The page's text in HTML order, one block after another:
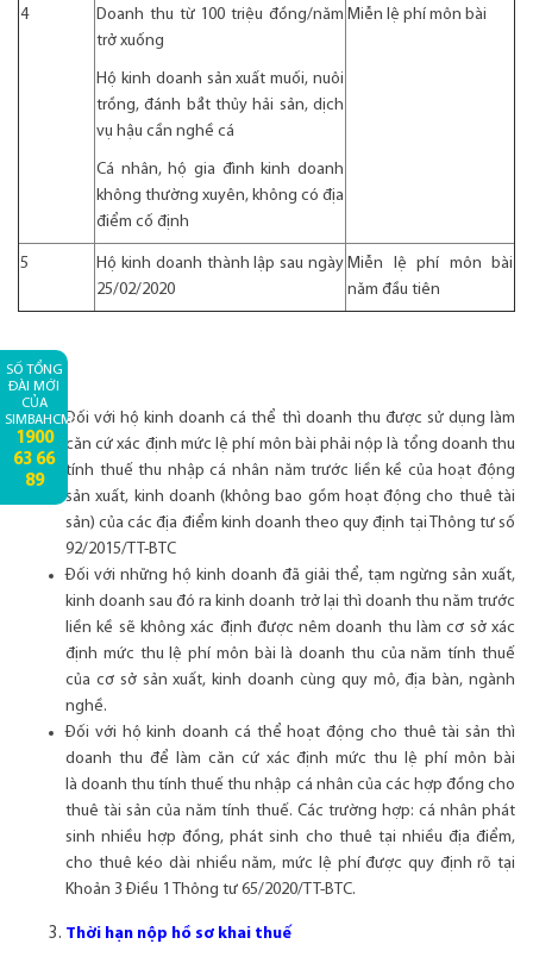
4
Doanh thu từ 100 triệu đồng/năm
trở xuống
Hộ kinh doanh sản xuất muối, nuôi
trồng, đánh bắt thủy hải sản, dịch
vụ hậu cần nghề cá
Cá nhân, hộ gia đình kinh doanh
không thường xuyên, không có địa
điểm cố định
Miễn lệ phí môn bài
5
Hộ kinh doanh thành lập sau ngày
25/02/2020
Miễn lệ phí môn bài
năm đầu tiên
Lưu ý:
Đối với hộ kinh doanh cá thể thì doanh thu được sử dụng làm
căn cứ xác định mức lệ phí môn bài phải nộp là tổng doanh thu
tính thuế thu nhập cá nhân năm trước liền kề của hoạt động
sản xuất, kinh doanh (không bao gồm hoạt động cho thuê tài
sản) của các địa điểm kinh doanh theo quy định tại Thông tư số
92/2015/TT-BTC
Đối với những hộ kinh doanh đã giải thể, tạm ngừng sản xuất,
kinh doanh sau đó ra kinh doanh trở lại thì doanh thu năm trước
liền kề sẽ không xác định được nêm doanh thu làm cơ sở xác
định mức thu lệ phí môn bài là doanh thu của năm tính thuế
của cơ sở sản xuất, kinh doanh cùng quy mô, địa bàn, ngành
nghề.
Đối với hộ kinh doanh cá thể hoạt động cho thuê tài sản thì
doanh thu để làm căn cứ xác định mức thu lệ phí môn bài
là doanh thu tính thuế thu nhập cá nhân của các hợp đồng cho
thuê tài sản của năm tính thuế. Các trường hợp: cá nhân phát
sinh nhiều hợp đồng, phát sinh cho thuê tại nhiều địa điểm,
cho thuê kéo dài nhiều năm, mức lệ phí được quy định rõ tại
Khoản 3 Điều 1 Thông tư 65/2020/TT-BTC.
Thời hạn nộp hồ sơ khai thuế
SỐ TỔNG
ĐÀI MỚI
CỦA
SIMBAHCM:
1900
63 66
89